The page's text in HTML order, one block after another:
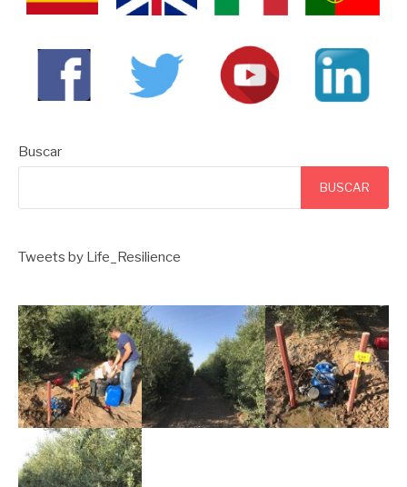
Buscar
BUSCAR
Tweets by Life_Resilience